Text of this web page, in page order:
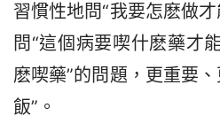
習慣性地問“我要怎麽做
問“這個病要喫什麽藥才
麽喫藥”的問題，更重要
飯”。